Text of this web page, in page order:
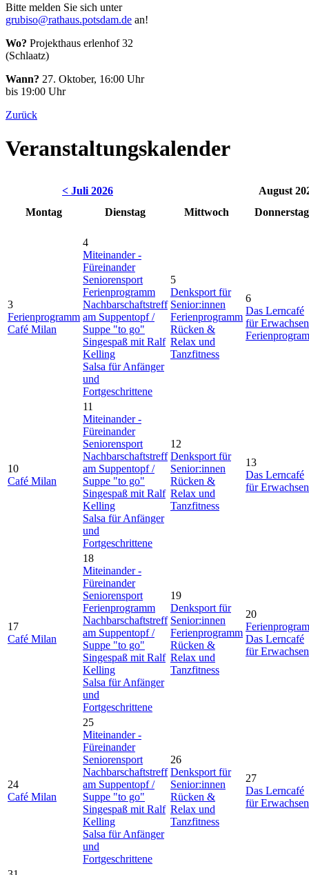
Bitte melden Sie sich unter
grubiso@rathaus.potsdam.de an!
Wo? Projekthaus erlenhof 32
(Schlaatz)
Wann? 27. Oktober, 16:00 Uhr
bis 19:00 Uhr
Zurück
Veranstaltungskalender
< Juli 2026
August
Montag
Dienstag Mittwoch Donnerstag
3
Ferienprogramm
Café Milan
4
Miteinander -
Füreinander
Seniorensport
Ferienprogramm
Nachbarschaftstreff
am Suppentopf /
Suppe "to go"
Singespaß mit Ralf
Kelling
Salsa für Anfänger
und
Fortgeschrittene
5
Denksport für
Senior:innen
Ferienprogramm
Rücken &
Relax und
Tanzfitness
6
Das Lerncafé
für
10
Café Milan
11
Miteinander -
Füreinander
Seniorensport
Nachbarschaftstreff
am Suppentopf /
Suppe "to go"
Singespaß mit Ralf
Kelling
Salsa für Anfänger
und
Fortgeschrittene
12
Denksport für
Senior:innen
Rücken &
Relax und
Tanzfitness
13
Das Lerncafé
für
17
Café Milan
18
Miteinander -
Füreinander
Seniorensport
Ferienprogramm
Nachbarschaftstreff
am Suppentopf /
Suppe "to go"
Singespaß mit Ralf
Kelling
Salsa für Anfänger
und
Fortgeschrittene
19
Denksport für
Senior:innen
Ferienprogramm
Rücken &
Relax und
Tanzfitness
20
Das Lerncafé
für
24
Café Milan
25
Miteinander -
Füreinander
Seniorensport
Nachbarschaftstreff
am Suppentopf /
Suppe "to go"
Singespaß mit Ralf
Kelling
Salsa für Anfänger
und
Fortgeschrittene
26
Denksport für
Senior:innen
Rücken &
Relax und
Tanzfitness
27
Das Lerncafé
für